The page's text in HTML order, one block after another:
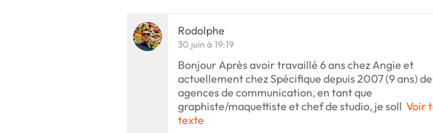
Rodolphe
30 juin à 19:19
Bonjour Après avoir travaillé 6 ans chez Angie et
actuellement chez Spécifique depuis 2007 (9 ans)
agences de communication, en tant que
graphiste/maquettiste et chef de studio, je soll Voir
texte